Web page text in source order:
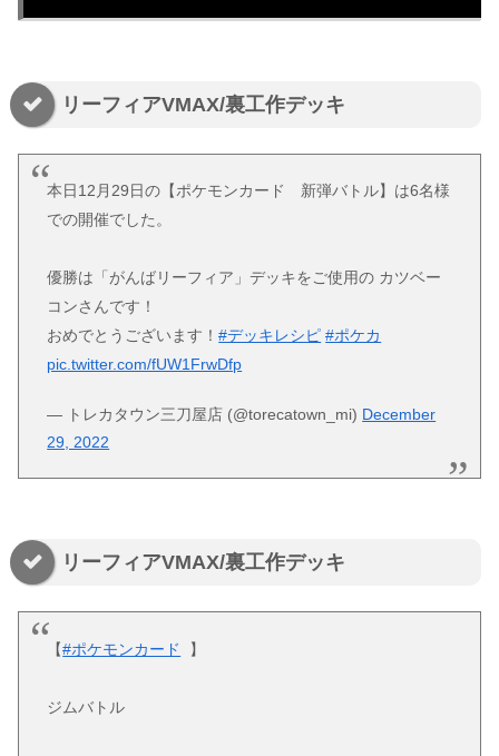
リーフィアVMAX/裏工作デッキ
本日12月29日の【ポケモンカード 新弾バトル】は6名様
での開催でした。
優勝は「がんばリーフィア」デッキをご使用の カツベー
コンさんです！
おめでとうございます！#デッキレシピ #ポケカ
pic.twitter.com/fUW1FrwDfp
— トレカタウン三刀屋店 (@torecatown_mi) December
29, 2022
リーフィアVMAX/裏工作デッキ
【#ポケモンカード 】
ジムバトル